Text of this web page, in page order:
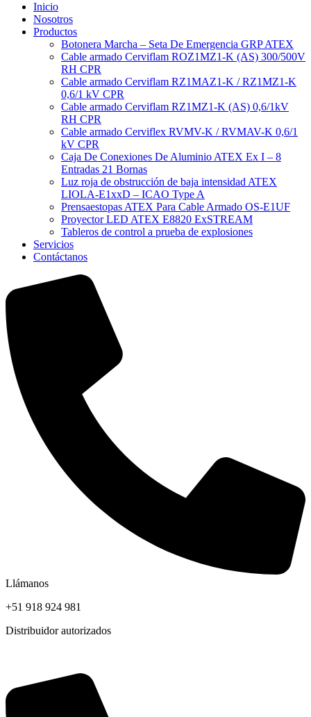
Inicio
Nosotros
Productos
Botonera Marcha – Seta De Emergencia GRP ATEX
Cable armado Cerviflam ROZ1MZ1-K (AS) 300/500V
RH CPR
Cable armado Cerviflam RZ1MAZ1-K / RZ1MZ1-K
0,6/1 kV CPR
Cable armado Cerviflam RZ1MZ1-K (AS) 0,6/1kV
RH CPR
Cable armado Cerviflex RVMV-K / RVMAV-K 0,6/1
kV CPR
Caja De Conexiones De Aluminio ATEX Ex I – 8
Entradas 21 Bornas
Luz roja de obstrucción de baja intensidad ATEX
LIOLA-E1xxD – ICAO Type A
Prensaestopas ATEX Para Cable Armado OS-E1UF
Proyector LED ATEX E8820 ExSTREAM
Tableros de control a prueba de explosiones
Servicios
Contáctanos
Llámanos
+51 918 924 981
Distribuidor autorizados